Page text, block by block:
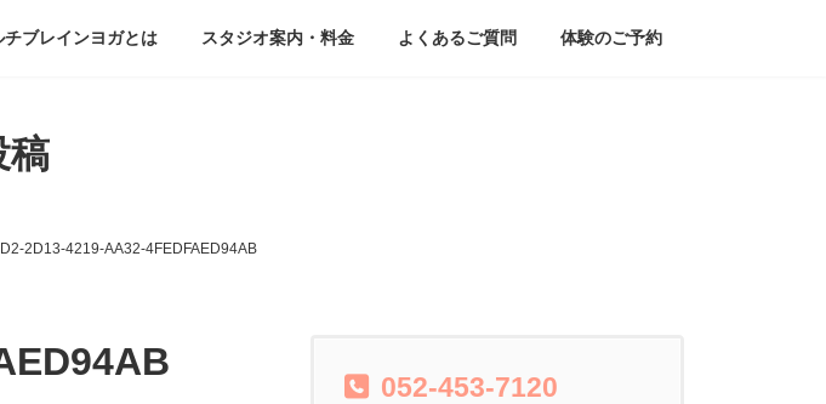
チブレインヨガとは スタジオ案内・料金 よくあるご質問 体験のご予約
稿
2D13-4219-AA32-4FEDFAED94AB
052-453-7120